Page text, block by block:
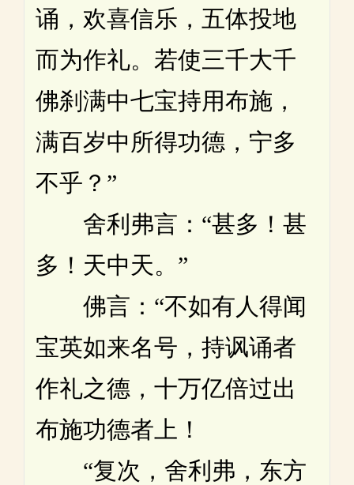
诵，欢喜信乐，五体投地
而为作礼。若使三千大千
佛刹满中七宝持用布施，
满百岁中所得功德，宁多
不乎？”
舍利弗言：“甚多！甚
多！天中天。”
佛言：“不如有人得闻
宝英如来名号，持讽诵者
作礼之德，十万亿倍过出
布施功德者上！
“复次，舍利弗，东方